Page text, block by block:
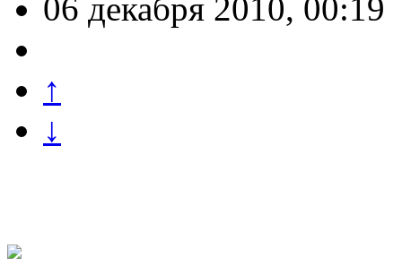
06 декабря 2010, 00:19
↑
↓